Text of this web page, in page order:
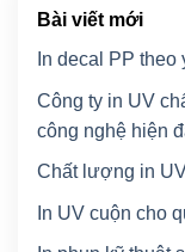
Bài viết mới
In decal PP
Công ty in UV
công nghệ hiện
Chất lượng in
In UV cuộn cho